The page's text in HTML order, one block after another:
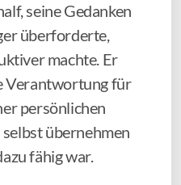
seine Gedanken
überforderte,
machte. Er
Verantwortung für
persönlichen
übernehmen
fähig war.